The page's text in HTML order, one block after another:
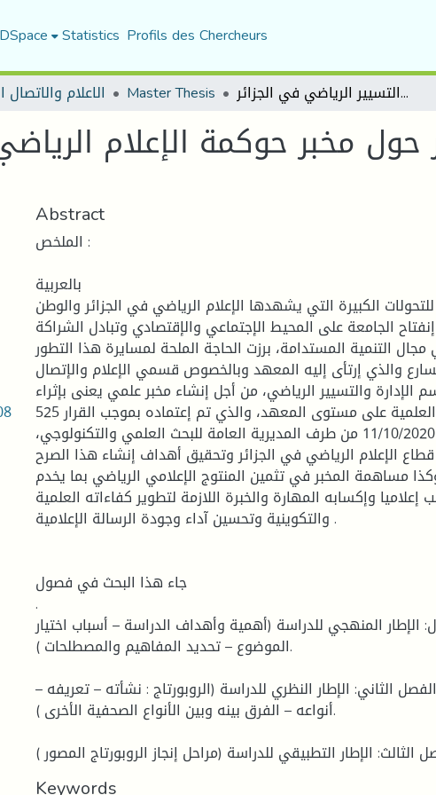
Statistics Profils des Chercheurs
الاعلام Master Thesis روبرتاج مصور حول مخبر حوكمة الإعلام الرياضي والتسيير الرياضي في الجزائر
حول مخبر حوكمة الإعلام
Abstract
الملخص :
بالعربية
الكبيرة التي يشهدها الإعلام الرياضي في الجزائر والوطن
الجامعة على المحيط الإجتماعي والإقتصادي وتبادل الشراكة
التنمية المستدامة، برزت الحاجة الملحة لمسايرة هذا التطور
والذي إرتأى إليه المعهد وبالخصوص قسمي الإعلام والإتصال
الإدارة والتسيير الرياضي، من أجل إنشاء مخبر علمي يعنى بإثراء
البحوث العلمية على مستوى المعهد، والذي تم إعتماده بموجب القرار 525
المؤرخ في 11/10/2020 من طرف المديرية العامة للبحث العلمي والتكنولوجي،
الإعلام الرياضي في الجزائر وتحقيق أهداف إنشاء هذا الصرح
مساهمة المخبر في تثمين المنتوج الإعلامي الرياضي بما يخدم
إعلاميا وإكسابه المهارة والخبرة اللازمة لتطوير كفاءاته العلمية
والتكوينية وتحسين آداء وجودة الرسالة الإعلامية .
جاء هذا البحث في فصول
.
الإطار المنهجي للدراسة (أهمية وأهداف الدراسة – أسباب اختيار
الموضوع – تحديد المفاهيم والمصطلحات ).
الثاني: الإطار النظري للدراسة (الروبورتاج : نشأته – تعريفه –
أنواعه – الفرق بينه وبين الأنواع الصحفية الأخرى ).
Keywords